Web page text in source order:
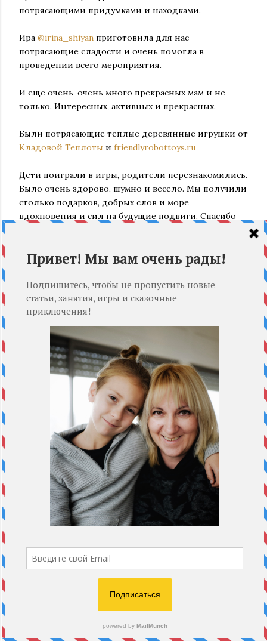
потрясающими придумками и находками.
Ира @irina_shiyan приготовила для нас
потрясающие сладости и очень помогла в
проведении всего мероприятия.
И еще очень-очень много прекрасных мам и не
только. Интересных, активных и прекрасных.
Были потрясающие теплые деревянные игрушки от
Кладовой Теплоты и friendlyrobottoys.ru
Дети поиграли в игры, родители перезнакомились.
Было очень здорово, шумно и весело. Мы получили
столько подарков, добрых слов и море
вдохновения и сил на будущие подвиги. Спасибо
И еще раз скажу про Машу, с которой нам и двух
любое дело по плечу. Эта уверенность, поддержка
и надежность стоит для меня очень много! Спасибо